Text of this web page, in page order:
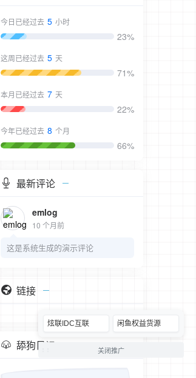
今日已经过去 5 小时
23%
这周已经过去 5 天
71%
本月已经过去 7 天
22%
今年已经过去 8 个月
66%
最新评论
emlog
10 个月前
这是系统生成的演示评论
链接
舔狗日记
炫联IDC互联 闲鱼权益货源
关闭推广